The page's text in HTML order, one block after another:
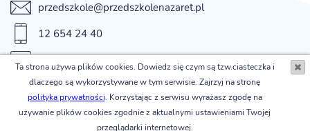
przedszkole@przedszkolenazaret.pl
12 654 24 40
fax 12 654 42 12
© Publiczne Przedszkole Sióstr Nazaretanek im. Najświętszej
Rodziny
Ta strona używa plików cookies. Dowiedz się czym są tzw.ciasteczka i
dlaczego są wykorzystywane w tym serwisie. Zajrzyj na stronę
polityka prywatności. Korzystając z serwisu wyrażasz zgodę na
używanie plików cookies zgodnie z aktualnymi ustawieniami Twojej
przeglądarki internetowej.